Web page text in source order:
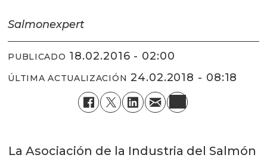
Salmonexpert
PUBLICADO 18.02.2016 - 02:00
ÚLTIMA ACTUALIZACIÓN 24.02.2018 - 08:18
La Asociación de la Industria del Salmón